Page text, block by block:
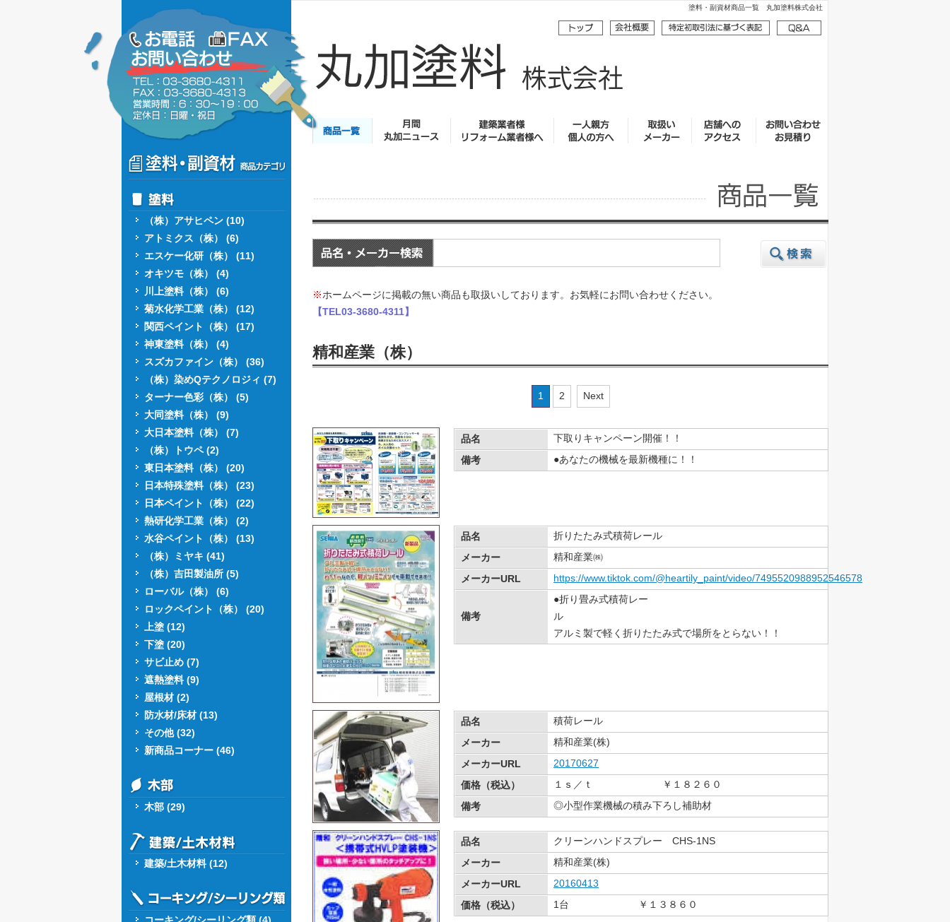
塗料・副資材商品一覧 丸加塗料株式会社
※ホームページに掲載の無い商品も取扱いしております。お気軽にお問い合わせください。
【TEL03-3680-4311】
精和産業（株）
1 2 Next
品名 下取りキャンペーン開催！！
備考 ●あなたの機械を最新機種に！！
品名 折りたたみ式積荷レール
メーカー 精和産業㈱
メーカーURL https://www.tiktok.com/@heartily_paint/video/7495520988952546578
備考
●折り畳み式積荷レー
アルミ製で軽く折りたたみ式で場所をとらない！！
品名 積荷レール
メーカー 精和産業(株)
メーカーURL 20170627
価格（税込） １ｓ／ｔ ￥１８２６０
備考 ◎小型作業機械の積み下ろし補助材
品名 クリーンハンドスプレー CHS-1NS
メーカー 精和産業(株)
メーカーURL 20160413
価格（税込） 1台 ￥１３８６０
（株）アサヒペン (10)
アトミクス（株） (6)
エスケー化研（株） (11)
オキツモ（株） (4)
川上塗料（株） (6)
菊水化学工業（株） (12)
関西ペイント（株） (17)
神東塗料（株） (4)
スズカファイン（株） (36)
（株）染めQテクノロジィ (7)
ターナー色彩（株） (5)
大同塗料（株） (9)
大日本塗料（株） (7)
（株）トウペ (2)
東日本塗料（株） (20)
日本特殊塗料（株） (23)
日本ペイント（株） (22)
熱研化学工業（株） (2)
水谷ペイント（株） (13)
（株）ミヤキ (41)
（株）吉田製油所 (5)
ローバル（株） (6)
ロックペイント（株） (20)
上塗 (12)
下塗 (20)
サビ止め (7)
遮熱塗料 (9)
屋根材 (2)
防水材/床材 (13)
その他 (32)
新商品コーナー (46)
木部 (29)
建築/土木材料 (12)